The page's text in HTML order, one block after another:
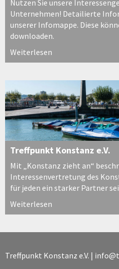
Nutzen Sie unsere
Unternehmen! Detailierte
unserer Infomappe. Diese
downloaden.
Weiterlesen
Treffpunkt Konstanz e.V.
Mit „Konstanz zieht an“
Interessenvertretung des
für jeden ein starker Partner
Weiterlesen
Treffpunkt Konstanz e.V. |